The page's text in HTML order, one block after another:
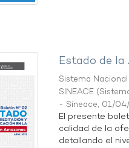
Estado de
Sistema
SINEACE (
- Sineace, 01/
El presente
calidad de la
detallando el